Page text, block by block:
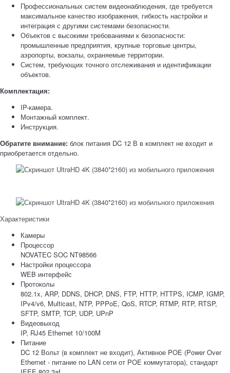
Профессиональных систем видеонаблюдения, где требуется
максимальное качество изображения, гибкость настройки и
интеграция с другими системами безопасности.
Объектов с высокими требованиями к безопасности:
промышленные предприятия, крупные торговые центры,
аэропорты, вокзалы, охраняемые территории.
Систем, требующих точного отслеживания и идентификации
объектов.
Комплектация:
IP-камера.
Монтажный комплект.
Инструкция.
Обратите внимание: блок питания DC 12 В в комплект не входит и
приобретается отдельно.
Характеристики
Камеры
Процессор
NOVATEC SOC NT98566
Настройки процессора
WEB интерфейс
Протоколы
802.1x, ARP, DDNS, DHCP, DNS, FTP, HTTP, HTTPS, ICMP, IGMP,
IPv4/v6, Multicast, NTP, PPPoE, QoS, RTCP, RTMP, RTP, RTSP,
SFTP, SMTP, TCP, UDP, UPnP
Видеовыход
IP, RJ45 Ethernet 10/100M
Питание
DC 12 Вольт (в комплект не входит), Активное POE (Power Over
Ethernet - питание по LAN сети от POE коммутатора), стандарт